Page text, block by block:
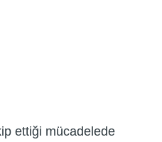
ettiği mücadelede